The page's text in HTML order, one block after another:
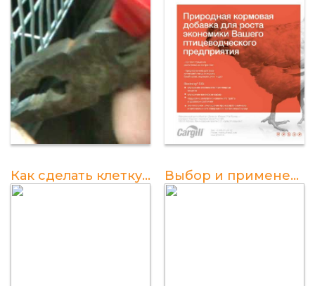
Как сделать клетку для перепелов своими руками Выбор и применение комбикорма для перепелов с первого дня жизни